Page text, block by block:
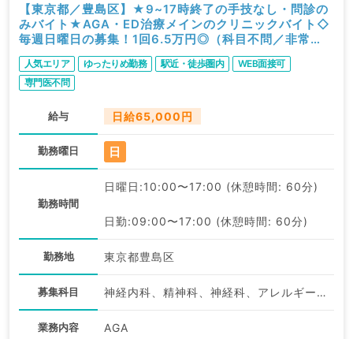
【東京都／豊島区】★9~17時終了の手技なし・問診の
みバイト★AGA・ED治療メインのクリニックバイト◇
毎週日曜日の募集！1回6.5万円◎（科目不問／非常
勤）
人気エリア ゆったりめ勤務 駅近・徒歩圏内
WEB面接可
専門医不問
給与 日給65,000円
勤務曜日 日
勤務時間
日曜日:10:00〜17:00 (休憩時間: 60分)
日勤:09:00〜17:00 (休憩時間: 60分)
勤務地 東京都豊島区
募集科目 神経内科、精神科、神経科、アレルギー科、リウマチ科、小児科、整形外科、形成外科、美容外科、脳神経外科、呼吸器外科、心臓血管外科、小児外科、皮膚科、泌尿器科、産婦人科、産科、婦人科、眼科、耳鼻咽喉科、気管食道科、放射線科、リハビリテーション科、麻酔科、ペインクリニック、人工透析科、緩和ケア科、一般内科、循環器内科、呼吸器内科、消化器内科、内分泌・代謝内科、腎臓内科、老年内科、血液内科、外科系全般、一般外科、消化器外科、乳腺外科、総合診療科、美容皮膚科、健診・人間ドック、救急科・ＩＣＵ、病理科、基礎医学系、膠原病科、スポーツ整形外科、大腸・肛門外科、産業医、科目不問
業務内容 AGA